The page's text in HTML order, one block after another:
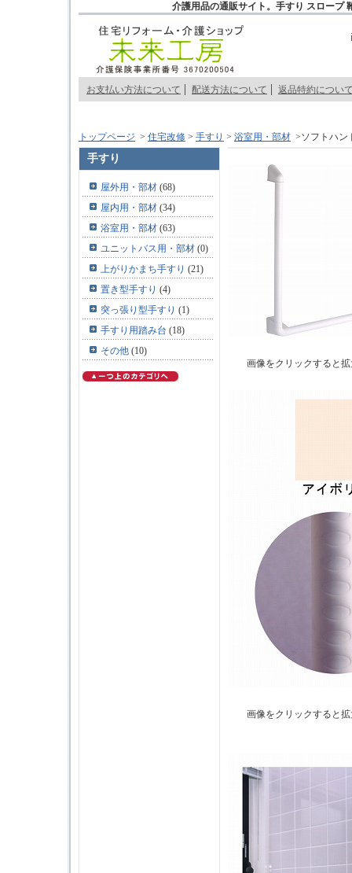
介護用品の通販サイト。手すり スロープ
お支払い方法について 配送方法について 返品特約につい
トップページ > 住宅改修 > 手すり > 浴室用・部材 >ソフトハ
手すり
屋外用・部材 (68)
屋内用・部材 (34)
浴室用・部材 (63)
ユニットバス用・部材 (0)
上がりかまち手すり (21)
置き型手すり (4)
突っ張り型手すり (1)
手すり用踏み台 (18)
その他 (10)
画像をクリックすると
画像をクリックすると